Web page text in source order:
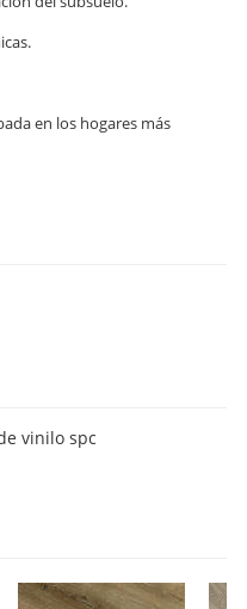
en los hogares más
vinilo spc